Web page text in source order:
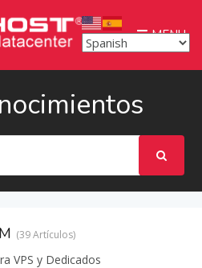
MENU
39 Artículos
VPS y Dedicados